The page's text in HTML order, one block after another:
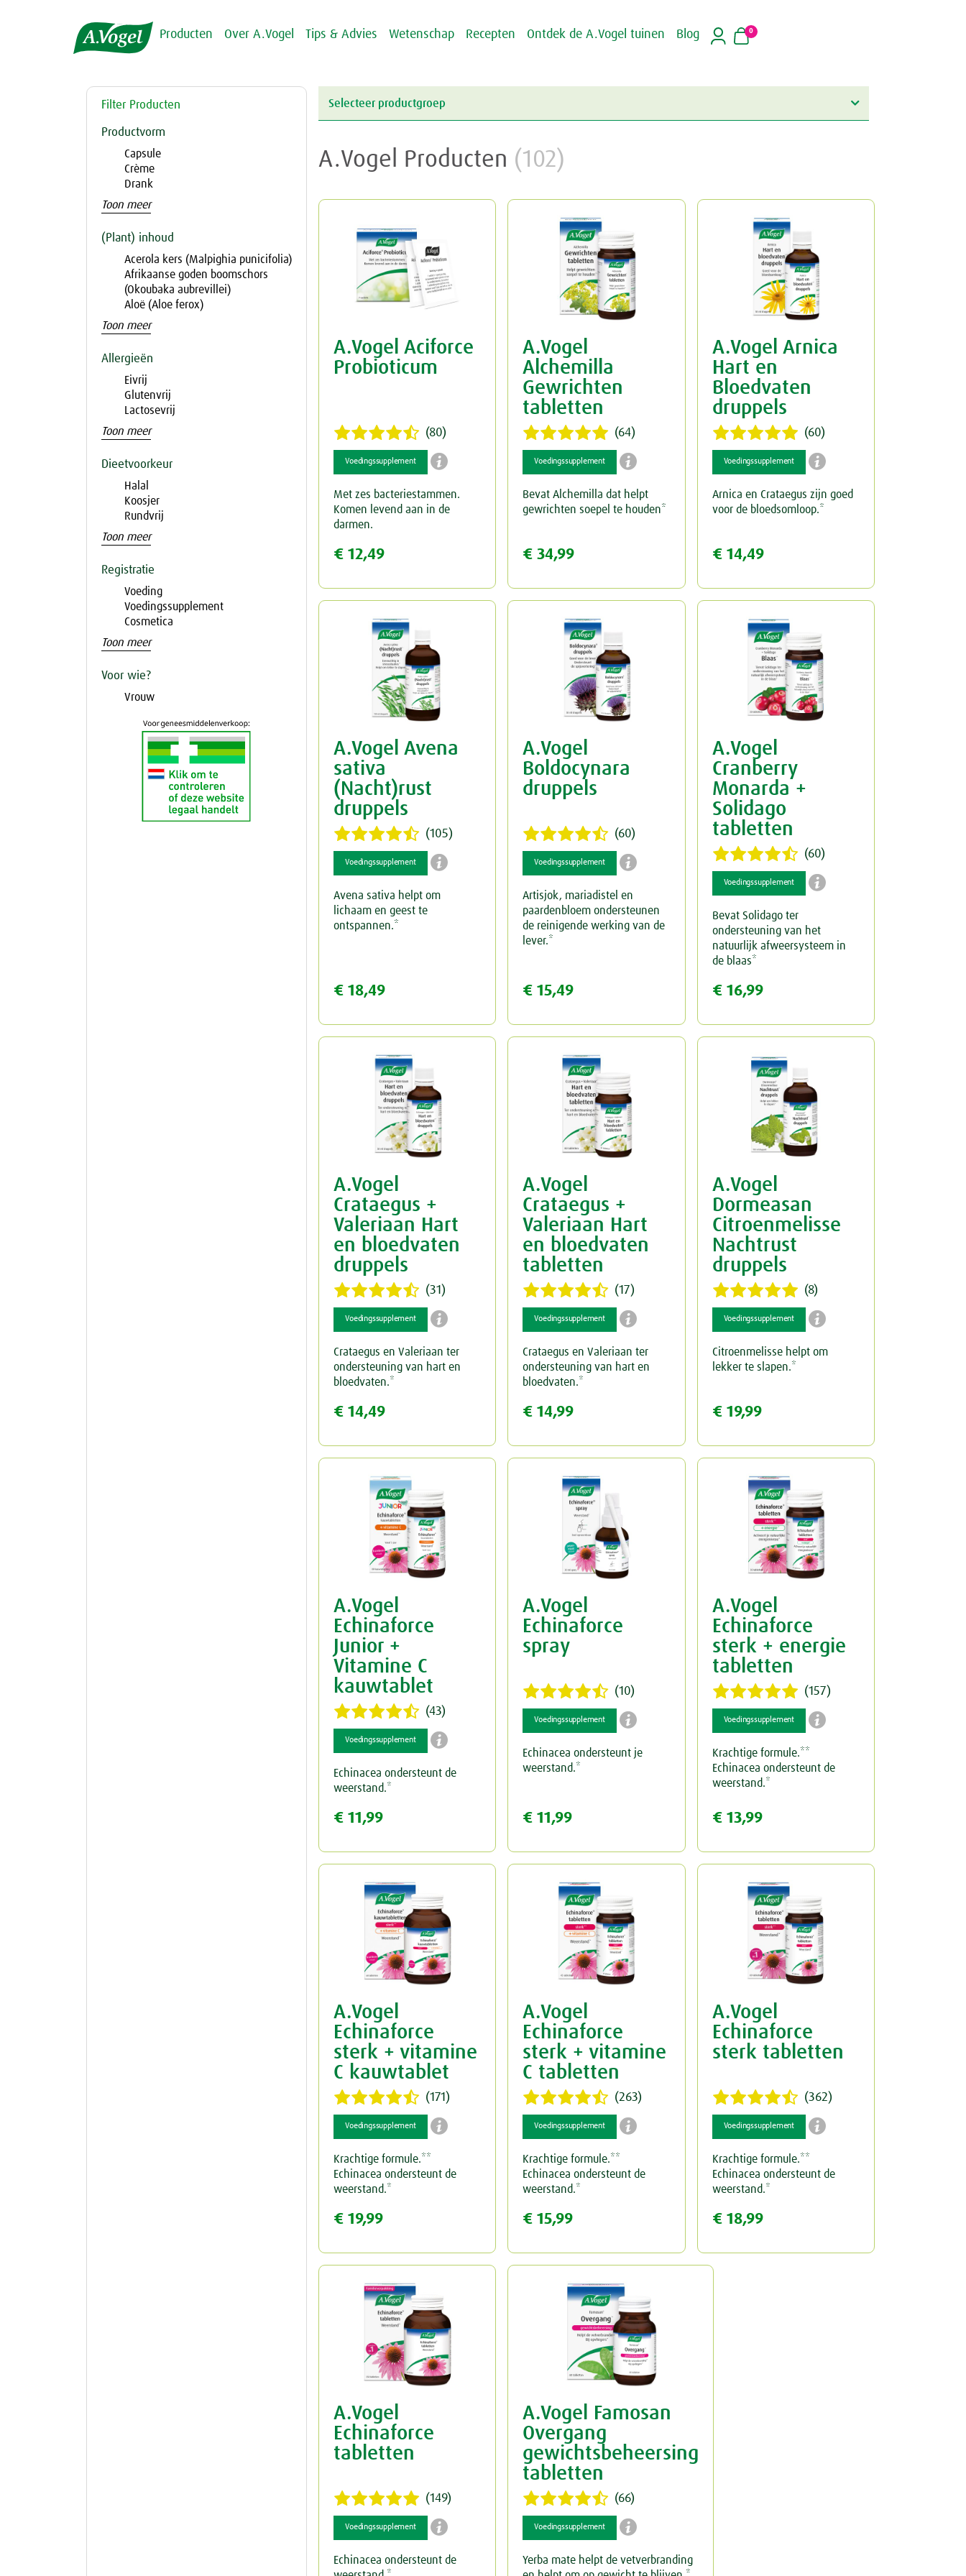
Producten Over A.Vogel Tips & Advies Wetenschap Recepten Ontdek de A.Vogel tuinen Blog 0
Filter Producten
Productvorm
Capsule
Crème
Drank
Toon meer
(Plant) inhoud
Acerola kers (Malpighia punicifolia)
Afrikaanse goden boomschors
(Okoubaka aubrevillei)
Aloë (Aloe ferox)
Toon meer
Allergieën
Eivrij
Glutenvrij
Lactosevrij
Toon meer
Dieetvoorkeur
Halal
Koosjer
Rundvrij
Toon meer
Registratie
Voeding
Voedingssupplement
Cosmetica
Toon meer
Voor wie?
Vrouw
Selecteer productgroep
Energie
Griep & Verkoudheid
Verkoudheid
Aambeien
Geheugen
Rusteloze benen
Spataderen
Hooikoorts
Overig
Keel
Blaas
Neus
Oren
Perimenopauze
Prostaat
Rust & Slaap
Rust & Ontspanning
Slaap
Spieren & Gewrichten
Botten & Gewrichten
Spieren
Spijsvertering
Overig
Arnica D6
Pollinosan
Prostaforce
Schildklier
A.Vogel Producten (102)
A.Vogel Aciforce
Probioticum
(80)
Voedingssupplement 
Met zes bacteriestammen.
Komen levend aan in de
darmen.
€ 12,49
A.Vogel
Alchemilla
Gewrichten
tabletten
(64)
Voedingssupplement 
Bevat Alchemilla dat helpt
gewrichten soepel te houden*
€ 34,99
A.Vogel Arnica
Hart en
Bloedvaten
druppels
(60)
Voedingssupplement 
Arnica en Crataegus zijn goed
voor de bloedsomloop.*
€ 14,49
A.Vogel Avena
sativa
(Nacht)rust
druppels
(105)
Voedingssupplement 
Avena sativa helpt om
lichaam en geest te
ontspannen.*
€ 18,49
A.Vogel
Boldocynara
druppels
(60)
Voedingssupplement 
Artisjok, mariadistel en
paardenbloem ondersteunen
de reinigende werking van de
lever.*
€ 15,49
A.Vogel
Cranberry
Monarda +
Solidago
tabletten
(60)
Voedingssupplement 
Bevat Solidago ter
ondersteuning van het
natuurlijk afweersysteem in
de blaas*
€ 16,99
A.Vogel
Crataegus +
Valeriaan Hart
en bloedvaten
druppels
(31)
Voedingssupplement 
Crataegus en Valeriaan ter
ondersteuning van hart en
bloedvaten.*
€ 14,49
A.Vogel
Crataegus +
Valeriaan Hart
en bloedvaten
tabletten
(17)
Voedingssupplement 
Crataegus en Valeriaan ter
ondersteuning van hart en
bloedvaten.*
€ 14,99
A.Vogel
Dormeasan
Citroenmelisse
Nachtrust
druppels
(8)
Voedingssupplement 
Citroenmelisse helpt om
lekker te slapen.*
€ 19,99
A.Vogel
Echinaforce
Junior +
Vitamine C
kauwtablet
(43)
Voedingssupplement 
Echinacea ondersteunt de
weerstand.*
€ 11,99
A.Vogel
Echinaforce
spray
(10)
Voedingssupplement 
Echinacea ondersteunt je
weerstand.*
€ 11,99
A.Vogel
Echinaforce
sterk + energie
tabletten
(157)
Voedingssupplement 
Krachtige formule.**
Echinacea ondersteunt de
weerstand.*
€ 13,99
A.Vogel
Echinaforce
sterk + vitamine
C kauwtablet
(171)
Voedingssupplement 
Krachtige formule.**
Echinacea ondersteunt de
weerstand.*
€ 19,99
A.Vogel
Echinaforce
sterk + vitamine
C tabletten
(263)
Voedingssupplement 
Krachtige formule.**
Echinacea ondersteunt de
weerstand.*
€ 15,99
A.Vogel
Echinaforce
sterk tabletten
(362)
Voedingssupplement 
Krachtige formule.**
Echinacea ondersteunt de
weerstand.*
€ 18,99
A.Vogel
Echinaforce
tabletten
(149)
Voedingssupplement 
Echinacea ondersteunt de
A.Vogel Famosan
Overgang
gewichtsbeheersing
tabletten
(66)
Voedingssupplement 
Yerba mate helpt de vetverbranding